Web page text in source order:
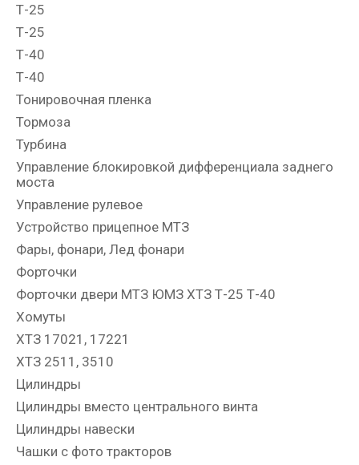
Т-25
Т-25
Т-40
Т-40
Тонировочная пленка
Тормоза
Турбина
Управление блокировкой дифференциала заднего
моста
Управление рулевое
Устройство прицепное МТЗ
Фары, фонари, Лед фонари
Форточки
Форточки двери МТЗ ЮМЗ ХТЗ Т-25 Т-40
Хомуты
ХТЗ 17021, 17221
ХТЗ 2511, 3510
Цилиндры
Цилиндры вместо центрального винта
Цилиндры навески
Чашки с фото тракторов